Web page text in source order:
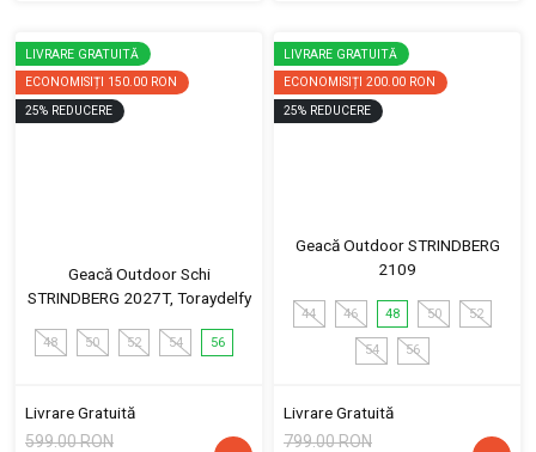
LIVRARE GRATUITĂ
ECONOMISIȚI 150.00 RON
25% REDUCERE
Geacă Outdoor Schi
STRINDBERG 2027T, Toraydelfy
48 50 52 54 56
Livrare Gratuită
599.00 RON
LIVRARE GRATUITĂ
ECONOMISIȚI 200.00 RON
25% REDUCERE
Geacă Outdoor STRINDBERG
2109
44 46 48 50 52
54 56
Livrare Gratuită
799.00 RON